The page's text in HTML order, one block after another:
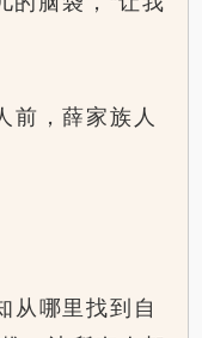
前，薛家族人
从哪里找到自